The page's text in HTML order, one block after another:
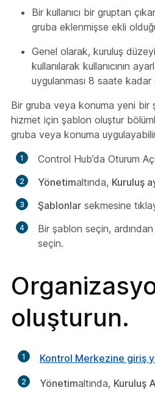
Bir kullanıcı bir gruptan
gruba eklenmişse ekli
Genel olarak, kuruluş
kullanılarak kullanıcının
uygulanması 8 saate kadar
Bir gruba veya konuma yeni bir
hizmet için şablon oluştur
gruba veya konuma
Control Hub’da Oturum
Yönetimaltında, Kuruluş
Şablonlar sekmesine
Bir şablon seçin, ardından
seçin.
oluşturun.
1 Kontrol Merkezine giriş
2 Yönetimaltında, Kuruluş